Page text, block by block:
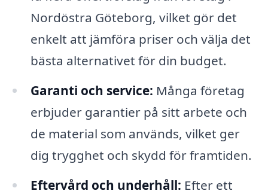
Nordöstra Göteborg, vilket gör det
enkelt att jämföra priser och välja det
bästa alternativet för din budget.
Garanti och service: Många företag
erbjuder garantier på sitt arbete och
de material som används, vilket ger
dig trygghet och skydd för framtiden.
Eftervård och underhåll: Efter ett